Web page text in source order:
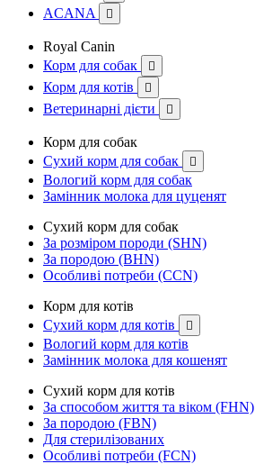
ACANA 
Royal Canin
Корм для собак

Корм для котів 
Ветеринарні дієти 
Корм для собак
Сухий корм для собак

Вологий корм для собак
Замінник молока для цуценят
Сухий корм для собак
За розміром породи (SHN)
За породою (BHN)
Особливі потреби (CCN)
Корм для котів
Сухий корм для котів

Вологий корм для котів
Замінник молока для кошенят
Сухий корм для котів
За способом життя та віком (FHN)
За породою (FBN)
Для стерилізованих
Особливі потреби (FCN)